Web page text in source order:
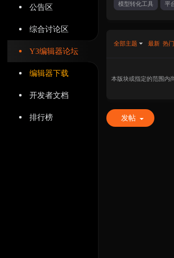
公告区
综合讨论区
Y3编辑器论坛
编辑器下载
开发者文档
排行榜
模型转化工具 平
全部主题 最新 热门
本版块或指定的范围内
发帖